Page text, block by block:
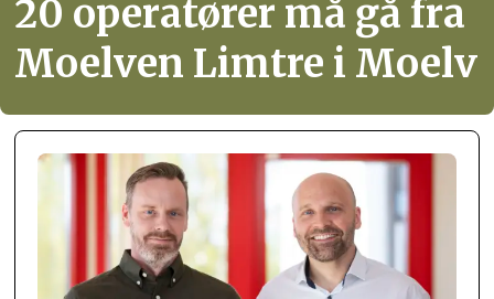
20 operatører må gå fra
Moelven Limtre i Moelv